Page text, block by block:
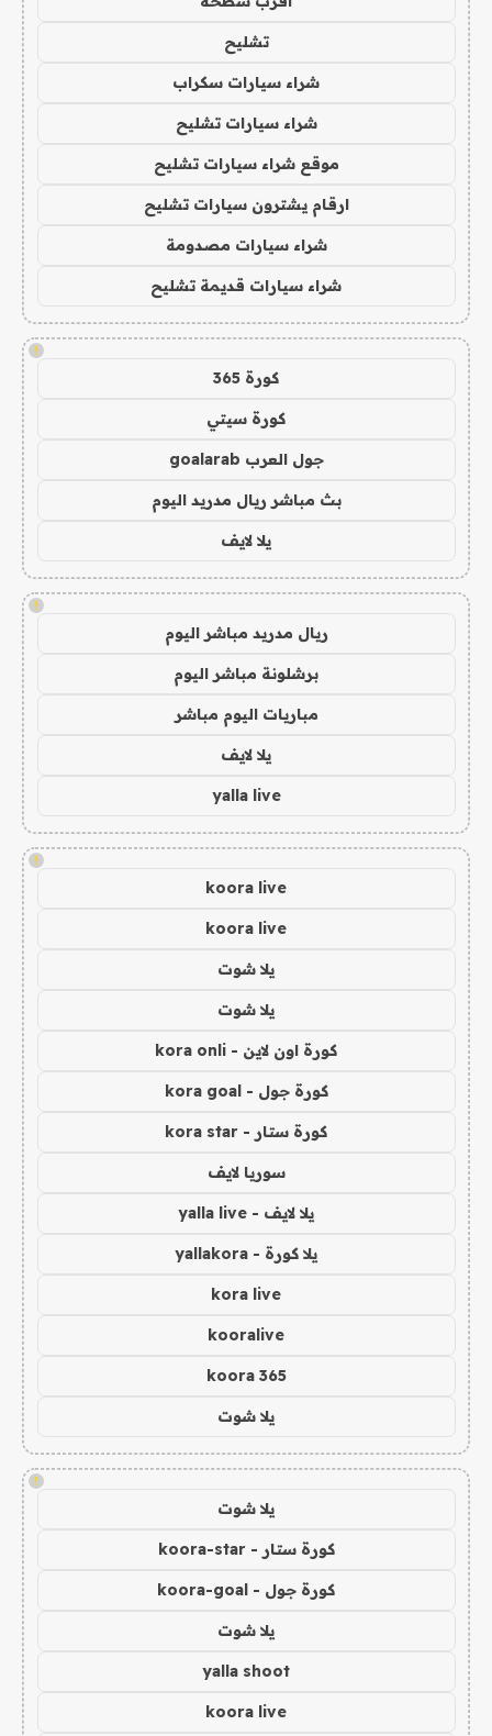
تشليح
شراء سيارات سكراب
شراء سيارات تشليح
موقع شراء سيارات تشليح
ارقام يشترون سيارات تشليح
شراء سيارات مصدومة
شراء سيارات قديمة تشليح
!
كورة 365
كورة سيتي
جول العرب goalarab
بث مباشر ريال مدريد اليوم
يلا لايف
!
ريال مدريد مباشر اليوم
برشلونة مباشر اليوم
مباريات اليوم مباشر
يلا لايف
yalla live
!
koora live
koora live
يلا شوت
يلا شوت
كورة اون لاين - kora onli
كورة جول - kora goal
كورة ستار - kora star
سوريا لايف
يلا لايف - yalla live
يلا كورة - yallakora
kora live
kooralive
koora 365
يلا شوت
!
يلا شوت
كورة ستار - koora-star
كورة جول - koora-goal
يلا شوت
yalla shoot
koora live